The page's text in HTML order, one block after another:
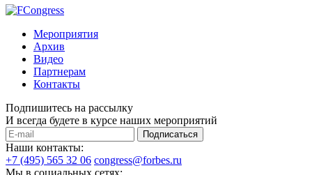
Мероприятия
Архив
Видео
Партнерам
Контакты
Подпишитесь на рассылку
И всегда будете в курсе наших мероприятий
Подписаться
Наши контакты:
+7 (495) 565 32 06 congress@forbes.ru